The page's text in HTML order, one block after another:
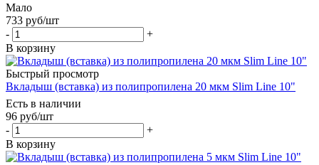
Мало
733 руб/шт
-
+
В корзину
Быстрый просмотр
Вкладыш (вставка) из полипропилена 20 мкм Slim Line 10"
Есть в наличии
96 руб/шт
-
+
В корзину